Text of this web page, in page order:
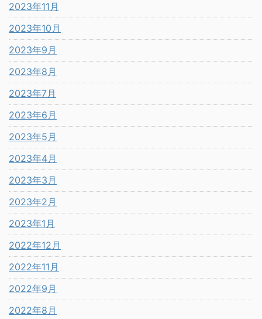
2023年11月
2023年10月
2023年9月
2023年8月
2023年7月
2023年6月
2023年5月
2023年4月
2023年3月
2023年2月
2023年1月
2022年12月
2022年11月
2022年9月
2022年8月